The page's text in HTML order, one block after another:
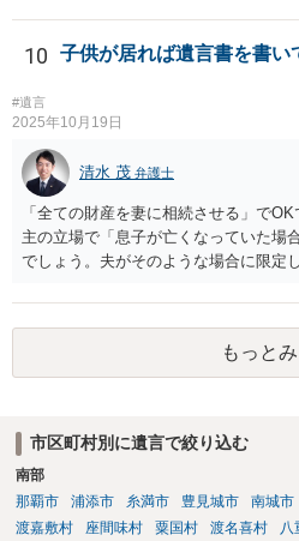
10 子供が居れば遺言書を書い
#遺言
2025年10月19日
清水 茂 弁護士
「全ての財産を妻に相続させる」で
主の立場で「息子が亡くなっていた場
でしょう。夫がそのような場合に限定
もっと
市区町村別に遺言で絞り込む
南部
那覇市
浦添市 糸満市 豊見城市 南城市
渡嘉敷村
座間味村 粟国村 渡名喜村 八